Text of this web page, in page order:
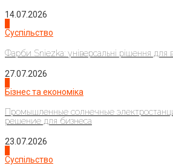
14.07.2026
Суспільство
Фарби Sniezka: універсальні рішення для
27.07.2026
Бізнес та економіка
Промышленные солнечные
решение для бизнеса
23.07.2026
Суспільство